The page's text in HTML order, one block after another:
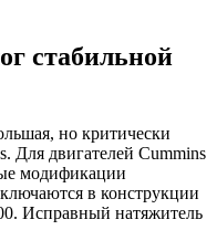
стабильной
но критически
Для двигателей Cummins
модификации
в конструкции
Исправный натяжитель